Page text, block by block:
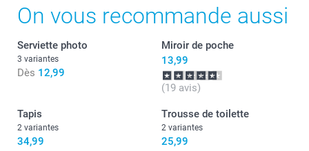
On vous recommande aussi
Serviette photo
3 variantes
Dès 12,99
Miroir de poche
13,99
(19 avis)
Tapis
2 variantes
34,99
Trousse de toilette
2 variantes
25,99